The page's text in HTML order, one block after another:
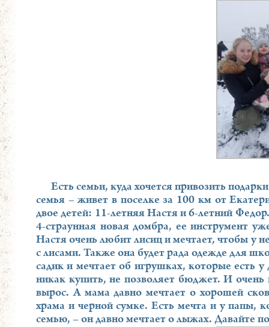
Есть семьи, куда хочется привозить
семья – живет в поселке за 100 км от
двое детей: 11-летняя Настя и 6-летний
4-страунная новая домбра, ее инструмент
Настя очень любит лисиц и мечтает, чтобы у
с лисами. Также она будет рада одежде для
садик и мечтает об игрушках, которые есть
никак купить, не позволяет бюджет. И очень
вырос. А мама давно мечтает о хорошей
храма и черной сумке. Есть мечта и у папы,
семью, – он давно мечтает о лыжах. Давайте